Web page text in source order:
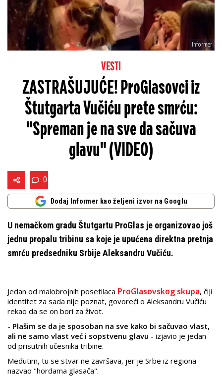
Informer
VESTI
ZASTRAŠUJUĆE! ProGlasovci iz
Štutgarta Vučiću prete smrću:
"Spreman je na sve da sačuva
glavu" (VIDEO)
0
Dodaj Informer kao željeni izvor na Googlu
U nemačkom gradu Štutgartu ProGlas je organizovao još
jednu propalu tribinu sa koje je upućena direktna pretnja
smrću predsedniku Srbije Aleksandru Vučiću.
Jedan od malobrojnih posetilaca ProGlasovskog skupa, čiji
identitet za sada nije poznat, govoreći o Aleksandru Vučiću
rekao da se on bori za život.
- Plašim se da je sposoban na sve kako bi sačuvao vlast,
ali ne samo vlast već i sopstvenu glavu - izjavio je jedan
od prisutnih učesnika tribine.
Međutim, tu se stvar ne završava, jer je Srbe iz regiona
nazvao "hordama glasača".